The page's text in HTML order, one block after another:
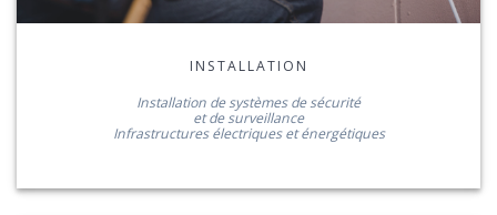
INSTALLATION
Installation de systèmes de sécurité
et de surveillance
Infrastructures électriques et énergétiques